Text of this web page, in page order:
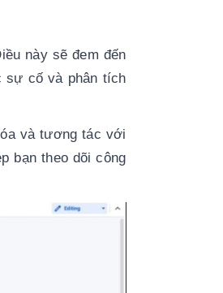
này sẽ đem đến
sự cố và phân tích
và tương tác với
bạn theo dõi công